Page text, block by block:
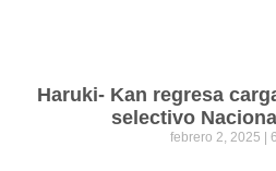
Haruki- Kan regresa
selectivo
febrero 2, 2025